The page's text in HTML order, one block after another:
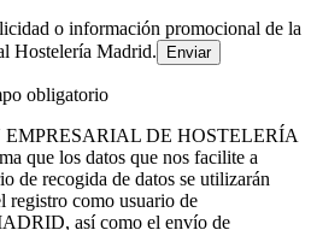
o información promocional de la
Hostelería Madrid.
obligatorio
EMPRESARIAL DE HOSTELERÍA
que los datos que nos facilite a
de recogida de datos se utilizarán
registro como usuario de
así como el envío de